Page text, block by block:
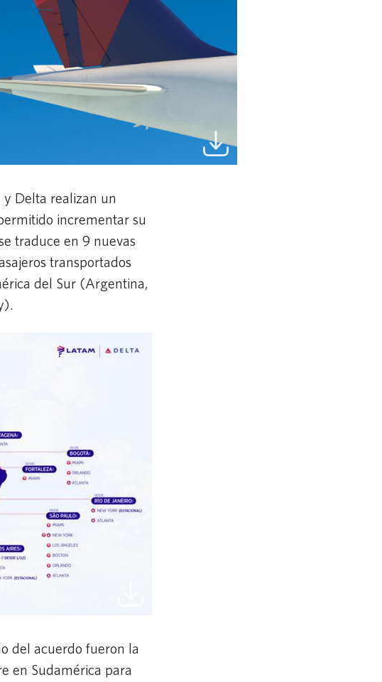
Delta realizan un
incrementar su
traduce en 9 nuevas
transportados
del Sur (Argentina,
del acuerdo fueron la
en Sudamérica para